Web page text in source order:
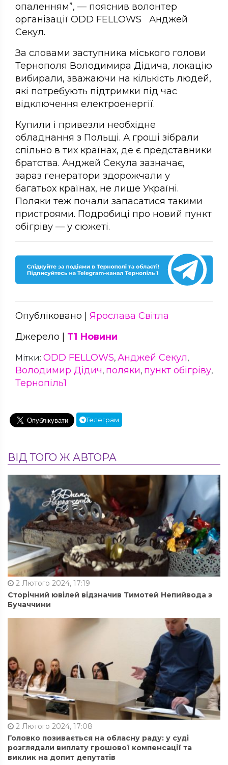
опаленням”, — пояснив волонтер
організації ODD FELLOWS Анджей
Секул.
За словами заступника міського голови
Тернополя Володимира Дідича, локацію
вибирали, зважаючи на кількість людей,
які потребують підтримки під час
відключення електроенергії.
Купили і привезли необхідне
обладнання з Польщі. А гроші зібрали
спільно в тих країнах, де є представники
братства. Анджей Секула зазначає,
зараз генератори здорожчали у
багатьох країнах, не лише Україні.
Поляки теж почали запасатися такими
пристроями. Подробиці про новий пункт
обігріву — у сюжеті.
Опубліковано | Ярослава Світла
Джерело | Т1 Новини
Мітки: ODD FELLOWS, Анджей Секул,
Володимир Дідич, поляки, пункт обігріву,
Тернопіль1
Телеграм
ВІД ТОГО Ж АВТОРА
2 Лютого 2024, 17:19
Сторічний ювілей відзначив Тимотей Непийвода з
Бучаччини
2 Лютого 2024, 17:08
Головко позивається на обласну раду: у суді
розглядали виплату грошової компенсації та
виклик на допит депутатів